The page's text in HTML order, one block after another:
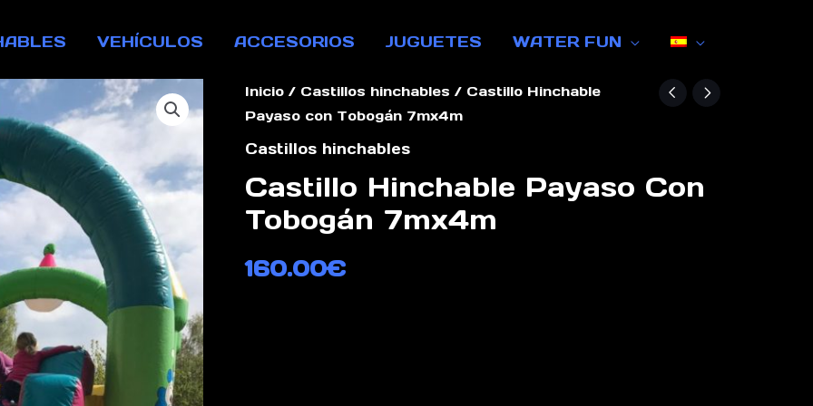
VEHÍCULOS ACCESORIOS JUGUETES WATER FUN
Inicio/ Castillos hinchables / Castillo Hinchable
Payaso con Tobogán 7mx4m
Castillos hinchables
Castillo Hinchable Payaso Con
Tobogán 7mx4m
160.00€